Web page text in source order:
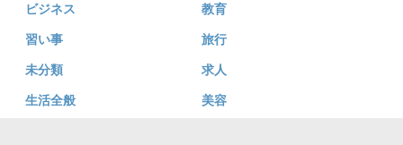
ビジネス 教育
習い事 旅行
未分類 求人
生活全般 美容